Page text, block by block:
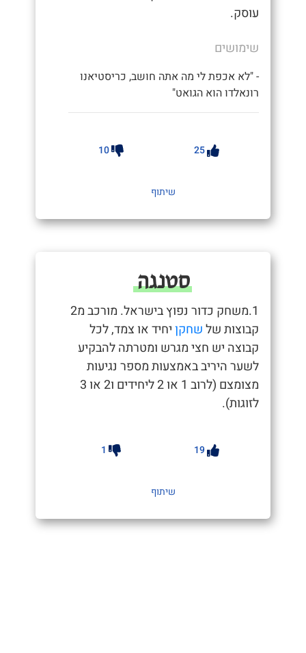
עוסק.
שימושים
- "לא אכפת לי מה אתה חושב, כריסטיאנו
רונאלדו הוא הגואט"
25
10
שיתוף
סטנגה
1.משחק כדור נפוץ בישראל. מורכב מ2
קבוצות שלשחקןיחיד או צמד, לכל
קבוצה יש חצי מגרש ומטרתה להבקיע
לשער היריב באמצעות מספר נגיעות
מצומצם (לרוב 1 או 2 ליחידים ו2 או 3
לזוגות).
19
1
שיתוף